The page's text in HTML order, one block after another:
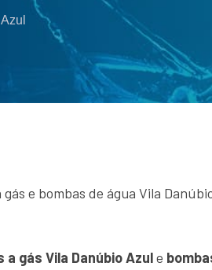
e bombas de água Vila
gás Vila Danúbio Azule